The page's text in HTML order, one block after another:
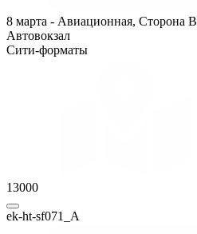
8 марта - Авиационная, Сторона B
Автовокзал
Сити-форматы
13000
ek-ht-sf071_A